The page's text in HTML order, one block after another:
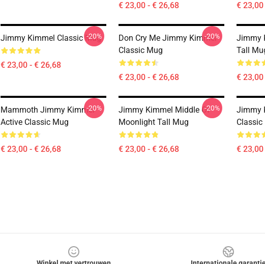
€ 23,00 - € 26,68 €
Jimmy Kimmel Classic Mug
€ 23,00 - € 26,68
-20%
Don Cry Me Jimmy Kimmel
Classic Mug
€ 23,00 - € 26,68
-20%
Jimmy
Tall
€
Mammoth Jimmy Kimmel
Active Classic Mug
€ 23,00 - € 26,68
-20%
Jimmy Kimmel Middle Of
Moonlight Tall Mug
€ 23,00 - € 26,68
-20%
Jimmy
Classic
€